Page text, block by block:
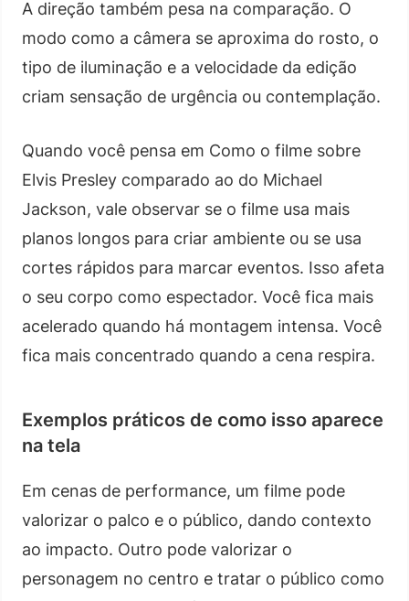
A direção também pesa na comparação. O
modo como a câmera se aproxima do rosto, o
tipo de iluminação e a velocidade da edição
criam sensação de urgência ou contemplação.
Quando você pensa em Como o filme sobre
Elvis Presley comparado ao do Michael
Jackson, vale observar se o filme usa mais
planos longos para criar ambiente ou se usa
cortes rápidos para marcar eventos. Isso afeta
o seu corpo como espectador. Você fica mais
acelerado quando há montagem intensa. Você
fica mais concentrado quando a cena respira.
Exemplos práticos de como isso aparece
na tela
Em cenas de performance, um filme pode
valorizar o palco e o público, dando contexto
ao impacto. Outro pode valorizar o
personagem no centro e tratar o público como